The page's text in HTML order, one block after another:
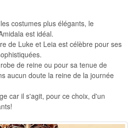
costumes plus élégants, le
est idéal.
de Luke et Leia est célèbre pour ses
de reine ou pour sa tenue de
aucun doute la reine de la journée
car il s'agit, pour ce choix, d'un